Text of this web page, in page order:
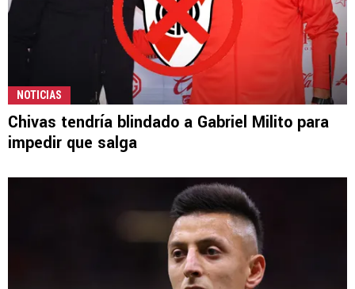
NOTICIAS
Chivas tendría blindado a Gabriel Milito para
impedir que salga